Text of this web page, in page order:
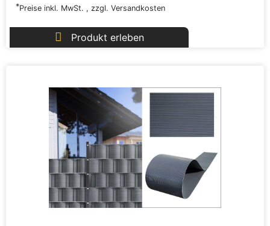
*Preise inkl. MwSt. , zzgl. Versandkosten
Produkt erleben